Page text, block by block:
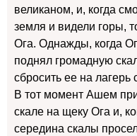
великаном, и, когда
земля и видели горы,
Ога. Однажды, когда
поднял громадную
сбросить ее на
В тот момент Ашем
скале на щеку Ога и,
середина скалы